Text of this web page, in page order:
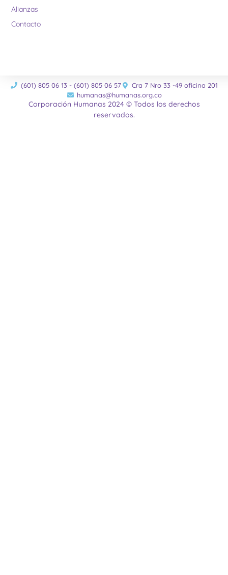
Alianzas
Contacto
(601) 805 06 13 - (601) 805 06 57
Cra 7 Nro 33 -49 oficina 201
humanas@humanas.org.co
Corporación Humanas 2024 © Todos los derechos
reservados.